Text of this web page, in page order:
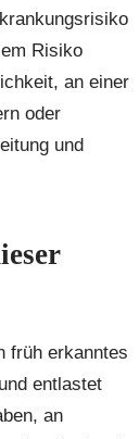
Risiko
an einer
oder
und
früh erkanntes
entlastet
an